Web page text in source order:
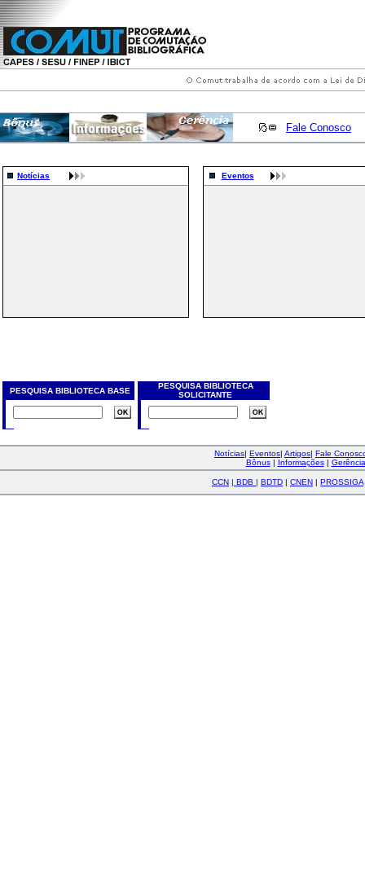
Fale Conosco
Notícias Eventos
PESQUISA BIBLIOTECA BASE
PESQUISA BIBLIOTECA
SOLICITANTE
Notícias| Eventos| Artigos| Fale
Bônus| Informações| Gerência
CCN | BDB | BDTD | CNEN | PROSSIGA